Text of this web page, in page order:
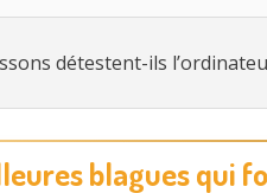
détestent-ils
blagues qui